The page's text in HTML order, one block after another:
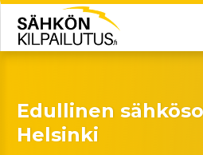
Edullinen
Helsinki